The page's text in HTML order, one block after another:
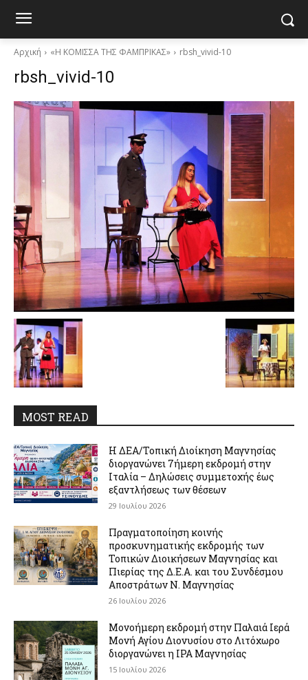
Αρχική «Η ΚΟΜΙΣΣΑ ΤΗΣ ΦΑΜΠΡΙΚΑΣ» rbsh_vivid-10
rbsh_vivid-10
MOST READ
Η ΔΕΑ/Τοπική Διοίκηση Μαγνησίας
διοργανώνει 7ήμερη εκδρομή στην
Ιταλία – Δηλώσεις συμμετοχής έως
εξαντλήσεως των θέσεων
29 Ιουλίου 2026
Πραγματοποίηση κοινής
προσκυνηματικής εκδρομής των
Τοπικών Διοικήσεων Μαγνησίας και
Πιερίας της Δ.Ε.Α. και του Συνδέσμου
Αποστράτων Ν. Μαγνησίας
26 Ιουλίου 2026
Μονοήμερη εκδρομή στην Παλαιά Ιερά
Μονή Αγίου Διονυσίου στο Λιτόχωρο
διοργανώνει η IPA Μαγνησίας
15 Ιουλίου 2026